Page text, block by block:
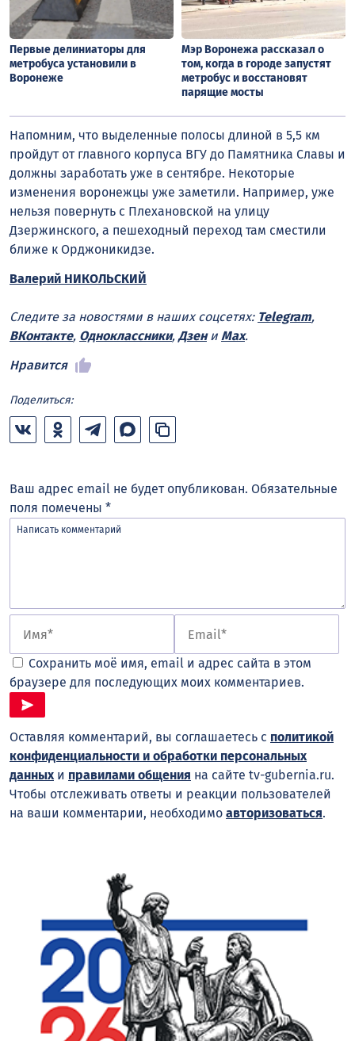
Первые делиниаторы для
метробуса установили в
Воронеже
Мэр Воронежа рассказал о
том, когда в городе запустят
метробус и восстановят
парящие мосты
Напомним, что выделенные полосы длиной в 5,5 км
пройдут от главного корпуса ВГУ до Памятника Славы и
должны заработать уже в сентябре. Некоторые
изменения воронежцы уже заметили. Например, уже
нельзя повернуть с Плехановской на улицу
Дзержинского, а пешеходный переход там сместили
ближе к Орджоникидзе.
Валерий НИКОЛЬСКИЙ
Следите за новостями в наших соцсетях: Telegram,
ВКонтакте, Одноклассники, Дзени Max.
Нравится
Поделиться:
Ваш адрес email не будет опубликован. Обязательные
поля помечены *
Сохранить моё имя, email и адрес сайта в этом
браузере для последующих моих комментариев.
Оставляя комментарий, вы соглашаетесь с политикой
конфиденциальности и обработки персональных
данныхи правилами общения на сайте tv-gubernia.ru.
Чтобы отслеживать ответы и реакции пользователей
на ваши комментарии, необходимо авторизоваться.